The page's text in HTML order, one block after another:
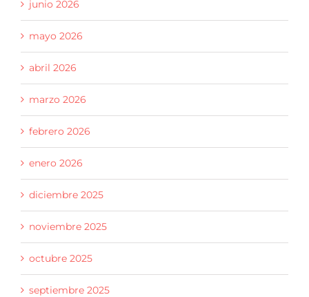
junio 2026
mayo 2026
abril 2026
marzo 2026
febrero 2026
enero 2026
diciembre 2025
noviembre 2025
octubre 2025
septiembre 2025